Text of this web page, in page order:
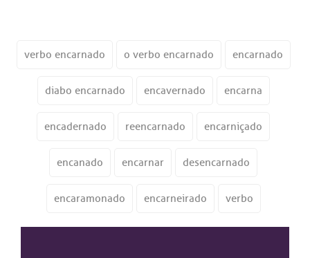
verbo encarnado o verbo encarnado encarnado
diabo encarnado encavernado encarna
encadernado reencarnado encarniçado
encanado encarnar desencarnado
encaramonado encarneirado verbo